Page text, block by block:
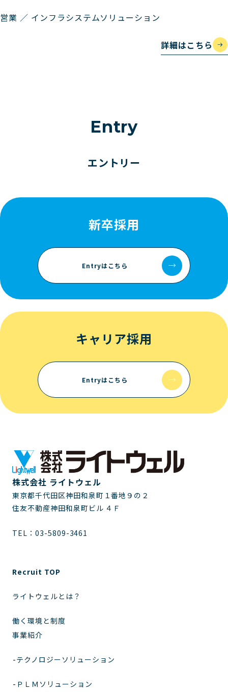
営業 ／ インフラシステムソリューション
詳細はこちら
Entry
エントリー
新卒採用
Entryはこちら
キャリア採用
Entryはこちら
株式会社 ライトウェル
東京都千代田区神田和泉町１番地９の２
住友不動産神田和泉町ビル ４Ｆ
TEL： 03-5809-3461
Recruit TOP
ライトウェルとは？
働く環境と制度
事業紹介
テクノロジーソリューション
ＰＬＭソリューション